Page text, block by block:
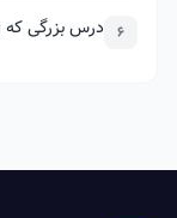
6 درس بزرگی که